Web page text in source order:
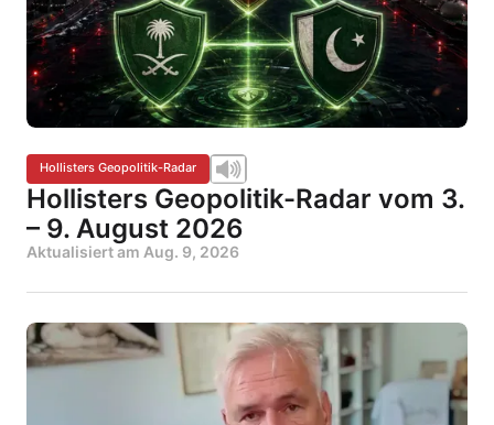
Hollisters Geopolitik-Radar
Hollisters Geopolitik-Radar vom 3.
– 9. August 2026
Aktualisiert am Aug. 9, 2026